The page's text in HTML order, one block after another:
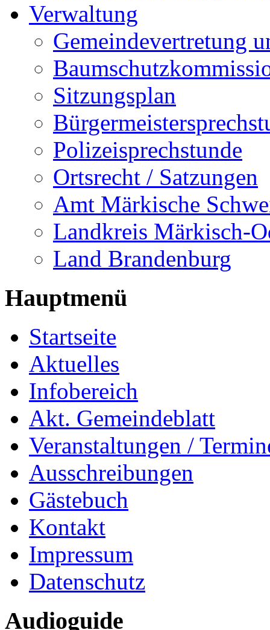
Verwaltung
Gemeindevertretung
Sitzungsplan
Polizeisprechstunde
Ortsrecht / Satzungen
Amt Märkische
Landkreis Märkisch-
Land Brandenburg
Hauptmenü
Startseite
Aktuelles
Infobereich
Akt. Gemeindeblatt
Veranstaltungen /
Ausschreibungen
Gästebuch
Kontakt
Impressum
Datenschutz
Audioguide